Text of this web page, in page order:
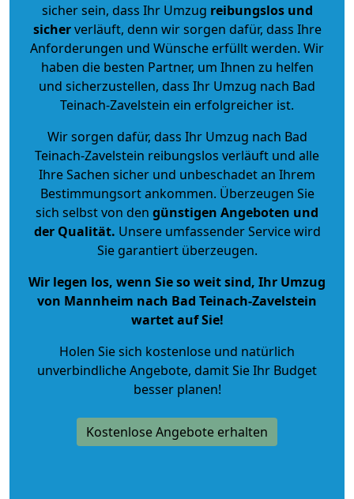
sicher sein, dass Ihr Umzug reibungslos und
sicherverläuft, denn wir sorgen dafür, dass Ihre
Anforderungen und Wünsche erfüllt werden. Wir
haben die besten Partner, um Ihnen zu helfen
und sicherzustellen, dass Ihr Umzug nach Bad
Teinach-Zavelstein ein erfolgreicher ist.
Wir sorgen dafür, dass Ihr Umzug nach Bad
Teinach-Zavelstein reibungslos verläuft und alle
Ihre Sachen sicher und unbeschadet an Ihrem
Bestimmungsort ankommen. Überzeugen Sie
sich selbst von den günstigen Angeboten und
der Qualität. Unsere umfassender Service wird
Sie garantiert überzeugen.
Wir legen los, wenn Sie so weit sind, Ihr Umzug
von Mannheim nach Bad Teinach-Zavelstein
wartet auf Sie!
Holen Sie sich kostenlose und natürlich
unverbindliche Angebote, damit Sie Ihr Budget
besser planen!
Kostenlose Angebote erhalten